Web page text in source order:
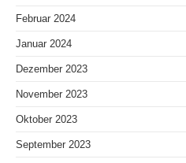
Februar 2024
Januar 2024
Dezember 2023
November 2023
Oktober 2023
September 2023